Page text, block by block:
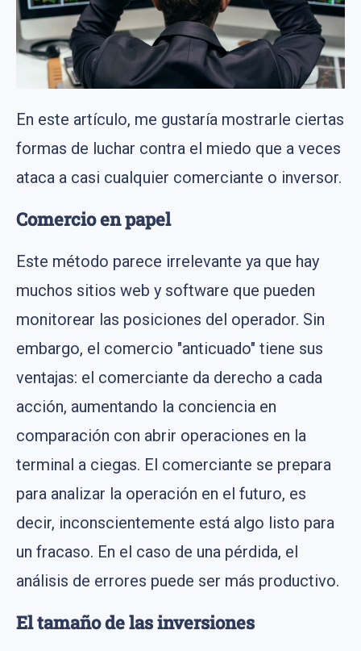
En este artículo, me gustaría mostrarle ciertas
formas de luchar contra el miedo que a veces
ataca a casi cualquier comerciante o inversor.
Comercio en papel
Este método parece irrelevante ya que hay
muchos sitios web y software que pueden
monitorear las posiciones del operador. Sin
embargo, el comercio "anticuado" tiene sus
ventajas: el comerciante da derecho a cada
acción, aumentando la conciencia en
comparación con abrir operaciones en la
terminal a ciegas. El comerciante se prepara
para analizar la operación en el futuro, es
decir, inconscientemente está algo listo para
un fracaso. En el caso de una pérdida, el
análisis de errores puede ser más productivo.
El tamaño de las inversiones